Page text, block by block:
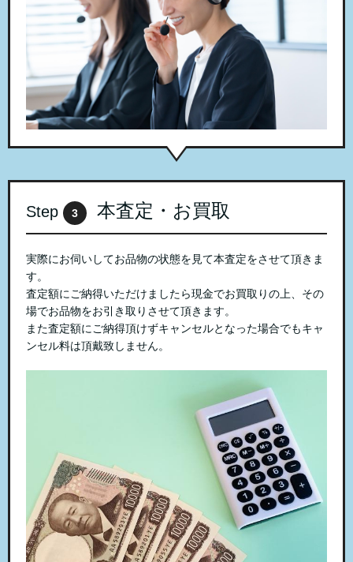
Step 3 本査定・お買取
実際にお伺いしてお品物の状態を見て本査定をさせて頂きま
す。
査定額にご納得いただけましたら現金でお買取りの上、その
場でお品物をお引き取りさせて頂きます。
また査定額にご納得頂けずキャンセルとなった場合でもキャ
ンセル料は頂戴致しません。